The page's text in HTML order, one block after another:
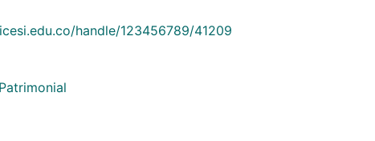
handle/123456789/41209